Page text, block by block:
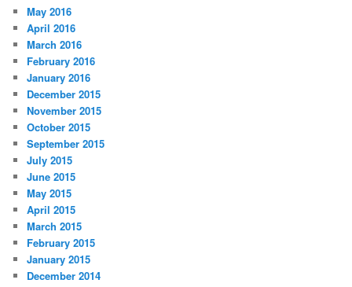
May 2016
April 2016
March 2016
February 2016
January 2016
December 2015
November 2015
October 2015
September 2015
July 2015
June 2015
May 2015
April 2015
March 2015
February 2015
January 2015
December 2014